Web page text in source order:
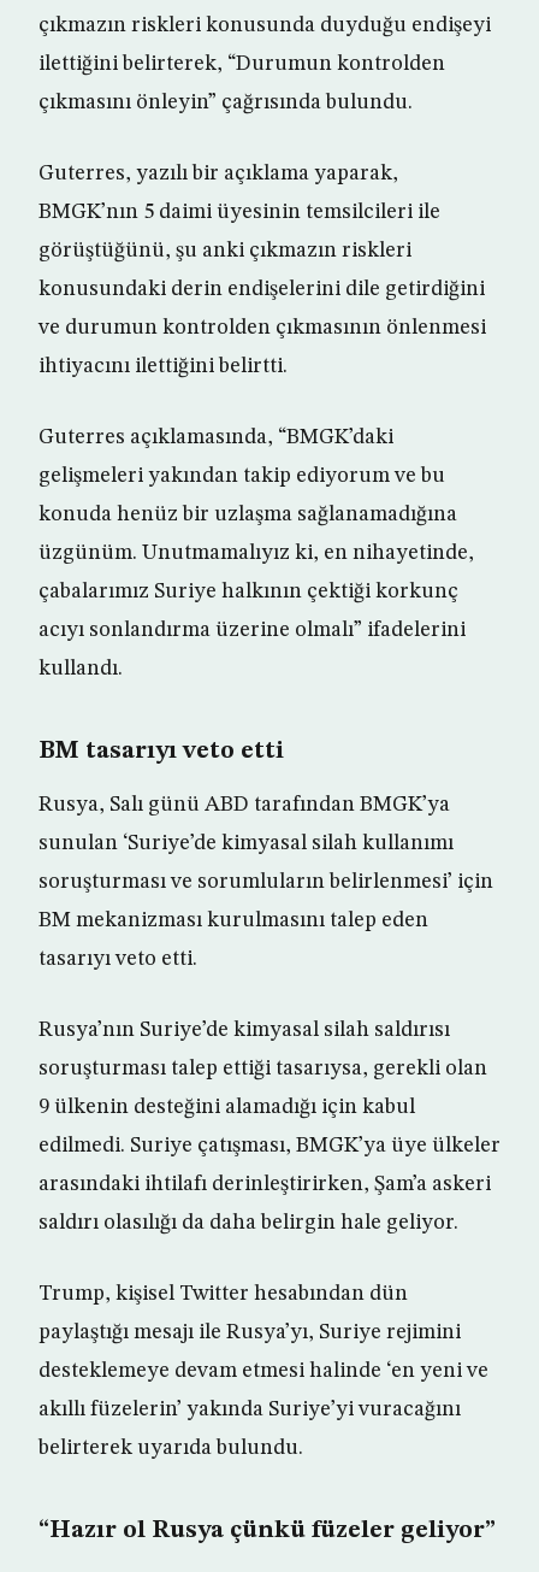
çıkmazın riskleri konusunda duyduğu endişeyi
ilettiğini belirterek, “Durumun kontrolden
çıkmasını önleyin” çağrısında bulundu.
Guterres, yazılı bir açıklama yaparak,
BMGK’nın 5 daimi üyesinin temsilcileri ile
görüştüğünü, şu anki çıkmazın riskleri
konusundaki derin endişelerini dile getirdiğini
ve durumun kontrolden çıkmasının önlenmesi
ihtiyacını ilettiğini belirtti.
Guterres açıklamasında, “BMGK’daki
gelişmeleri yakından takip ediyorum ve bu
konuda henüz bir uzlaşma sağlanamadığına
üzgünüm. Unutmamalıyız ki, en nihayetinde,
çabalarımız Suriye halkının çektiği korkunç
acıyı sonlandırma üzerine olmalı” ifadelerini
kullandı.
BM tasarıyı veto etti
Rusya, Salı günü ABD tarafından BMGK’ya
sunulan ‘Suriye’de kimyasal silah kullanımı
soruşturması ve sorumluların belirlenmesi’ için
BM mekanizması kurulmasını talep eden
tasarıyı veto etti.
Rusya’nın Suriye’de kimyasal silah saldırısı
soruşturması talep ettiği tasarıysa, gerekli olan
9 ülkenin desteğini alamadığı için kabul
edilmedi. Suriye çatışması, BMGK’ya üye ülkeler
arasındaki ihtilafı derinleştirirken, Şam’a askeri
saldırı olasılığı da daha belirgin hale geliyor.
Trump, kişisel Twitter hesabından dün
paylaştığı mesajı ile Rusya’yı, Suriye rejimini
desteklemeye devam etmesi halinde ‘en yeni ve
akıllı füzelerin’ yakında Suriye’yi vuracağını
belirterek uyarıda bulundu.
“Hazır ol Rusya çünkü füzeler geliyor”